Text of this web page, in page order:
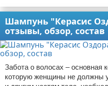
Шампунь "Керасис
отзывы, обзор, состав
Забота о волосах – основная
которую женщины не должны